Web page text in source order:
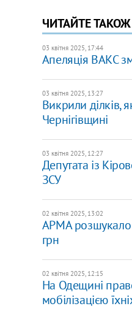
ЧИТАЙТЕ ТАКОЖ
03 квітня 2025, 17:44
Апеляція ВАКС
03 квітня 2025, 13:27
Викрили ділків,
Чернігівщині
03 квітня 2025, 12:27
Депутата із
ЗСУ
02 квітня 2025, 13:02
АРМА розшукало
грн
02 квітня 2025, 12:15
На Одещині
мобілізацією